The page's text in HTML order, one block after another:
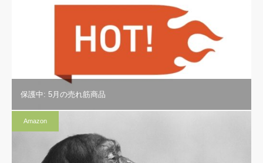
保護中: 5月の売れ筋商品
Amazon